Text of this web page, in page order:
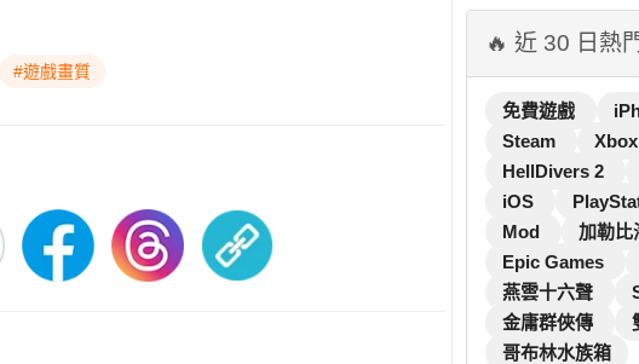
#遊戲畫質
🔥 近 30 日熱
免費遊戲
Steam
Xbox
HellDivers 2
iOS
Mod
加勒比
Epic Games
燕雲十六聲
金庸群俠傳
哥布林水族箱